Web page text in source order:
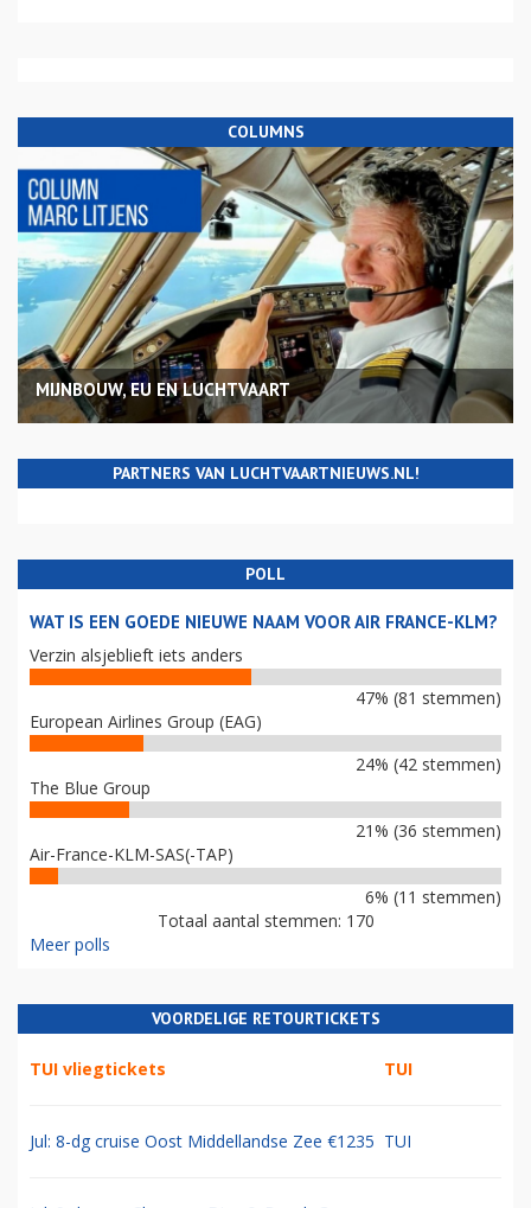
COLUMNS
MIJNBOUW, EU EN LUCHTVAART
PARTNERS VAN LUCHTVAARTNIEUWS.NL!
POLL
WAT IS EEN GOEDE NIEUWE NAAM VOOR AIR FRANCE-KLM?
Verzin alsjeblieft iets anders
47% (81 stemmen)
European Airlines Group (EAG)
24% (42 stemmen)
The Blue Group
21% (36 stemmen)
Air-France-KLM-SAS(-TAP)
6% (11 stemmen)
Totaal aantal stemmen: 170
Meer polls
VOORDELIGE RETOURTICKETS
TUI vliegtickets TUI
Jul: 8-dg cruise Oost Middellandse Zee €1235 TUI